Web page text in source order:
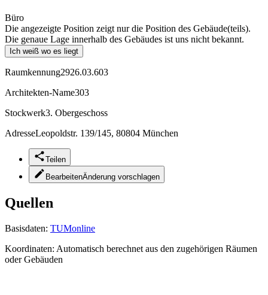
Büro
Die angezeigte Position zeigt nur die Position des Gebäude(teils).
Die genaue Lage innerhalb des Gebäudes ist uns nicht bekannt.
Ich weiß wo es liegt
Raumkennung2926.03.603
Architekten-Name303
Stockwerk3. Obergeschoss
AdresseLeopoldstr. 139/145, 80804 München
Teilen
BearbeitenÄnderung vorschlagen
Quellen
Basisdaten: TUMonline
Koordinaten: Automatisch berechnet aus den zugehörigen Räumen
oder Gebäuden